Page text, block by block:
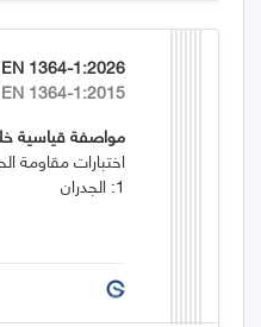
1364-1:2026
EN 1364-1:2015
مواصفة قياسية
اختبارات مقاومة
1: الجدران